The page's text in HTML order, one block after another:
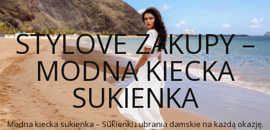
STYLOVE ZAKUPY –
MODNA KIECKA
SUKIENKA
Modna kiecka sukienka – Sukienki i ubrania damskie na każdą okazję.